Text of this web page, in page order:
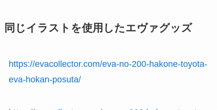
同じイラストを使用したエヴァグッズ
https://evacollector.com/eva-no-200-hakone-toyota-
eva-hokan-posuta/